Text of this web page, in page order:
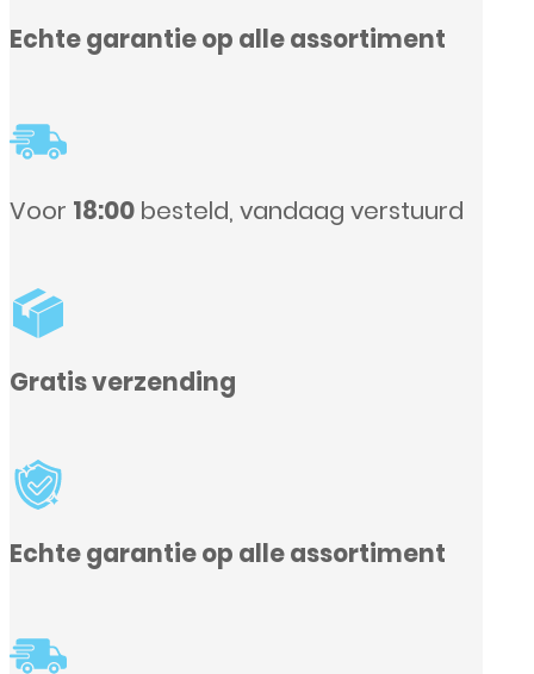
Echte garantie op alle assortiment
Voor 18:00 besteld, vandaag verstuurd
Gratis verzending
Echte garantie op alle assortiment